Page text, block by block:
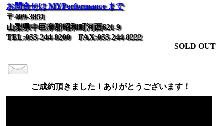
お問合せは MYPerformance まで
〒409-3851
山梨県中巨摩郡昭和町河西621-9
TEL:055-244-8200 FAX:055-244-8222
SOLD OUT
ご成約頂きました！ありがとうございます！